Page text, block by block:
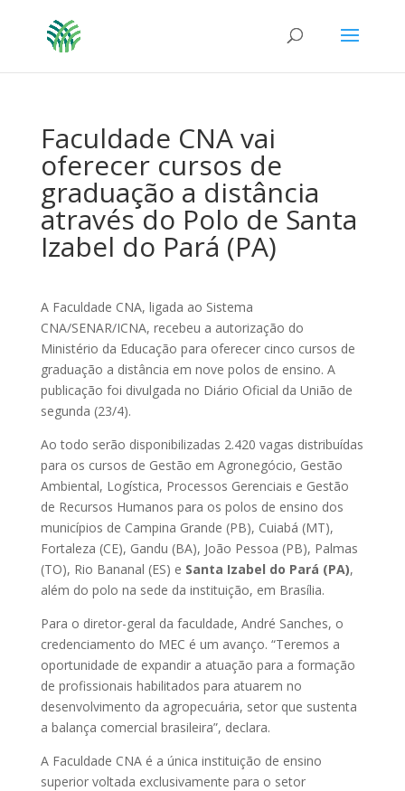
Faculdade CNA vai
oferecer cursos de
graduação a distância
através do Polo de Santa
Izabel do Pará (PA)
A Faculdade CNA, ligada ao Sistema
CNA/SENAR/ICNA, recebeu a autorização do
Ministério da Educação para oferecer cinco cursos de
graduação a distância em nove polos de ensino. A
publicação foi divulgada no Diário Oficial da União de
segunda (23/4).
Ao todo serão disponibilizadas 2.420 vagas distribuídas
para os cursos de Gestão em Agronegócio, Gestão
Ambiental, Logística, Processos Gerenciais e Gestão
de Recursos Humanos para os polos de ensino dos
municípios de Campina Grande (PB), Cuiabá (MT),
Fortaleza (CE), Gandu (BA), João Pessoa (PB), Palmas
(TO), Rio Bananal (ES) e Santa Izabel do Pará (PA),
além do polo na sede da instituição, em Brasília.
Para o diretor-geral da faculdade, André Sanches, o
credenciamento do MEC é um avanço. “Teremos a
oportunidade de expandir a atuação para a formação
de profissionais habilitados para atuarem no
desenvolvimento da agropecuária, setor que sustenta
a balança comercial brasileira”, declara.
A Faculdade CNA é a única instituição de ensino
superior voltada exclusivamente para o setor